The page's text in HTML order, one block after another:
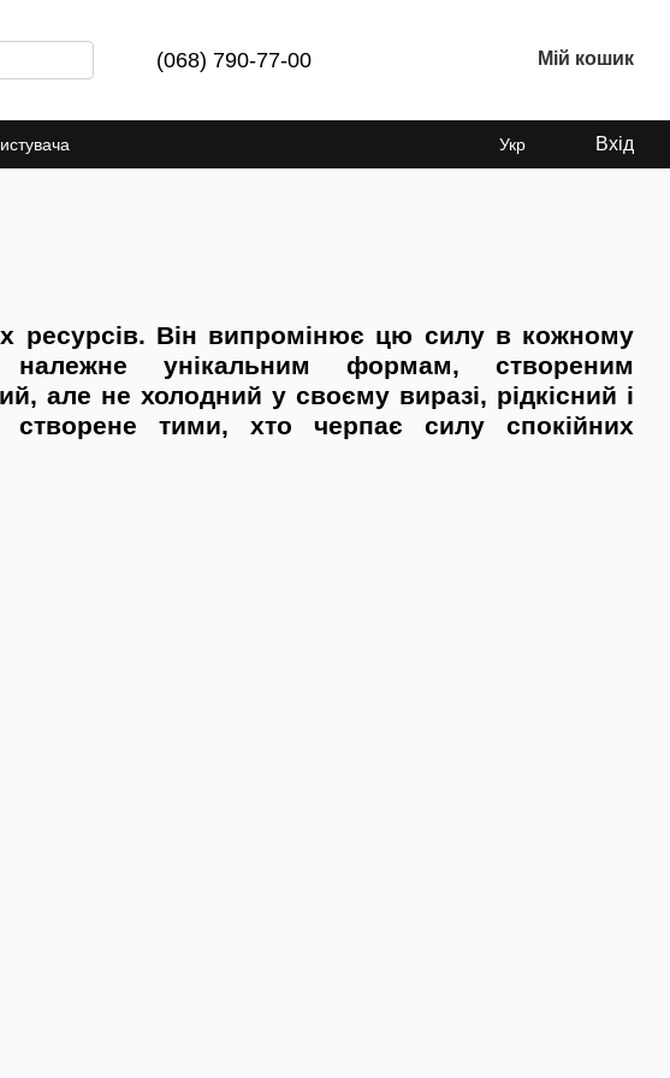
(068) 790-77-00 Мій кошик
Укр Вхід
ресурсів. Він випромінює цю силу в кожному
унікальним формам, створеним
але не холодний у своєму виразі, рідкісний і
тими, хто черпає силу спокійних